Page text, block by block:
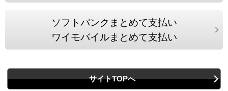
ソフトバンクまとめて支払い
ワイモバイルまとめて支払い
サイトTOPへ